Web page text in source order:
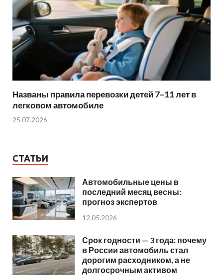
Названы правила перевозки детей 7–11 лет в
легковом автомобиле
25.07.2026
СТАТЬИ
Автомобильные цены в
последний месяц весны:
прогноз экспертов
12.05.2026
Срок годности — 3 года: почему
в России автомобиль стал
дорогим расходником, а не
долгосрочным активом